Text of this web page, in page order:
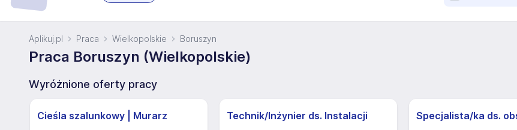
Aplikuj.pl Praca Wielkopolskie Boruszyn
Praca Boruszyn (Wielkopolskie)
Wyróżnione oferty pracy
Cieśla szalunkowy | Murarz Technik/Inżynier ds. Instalacji